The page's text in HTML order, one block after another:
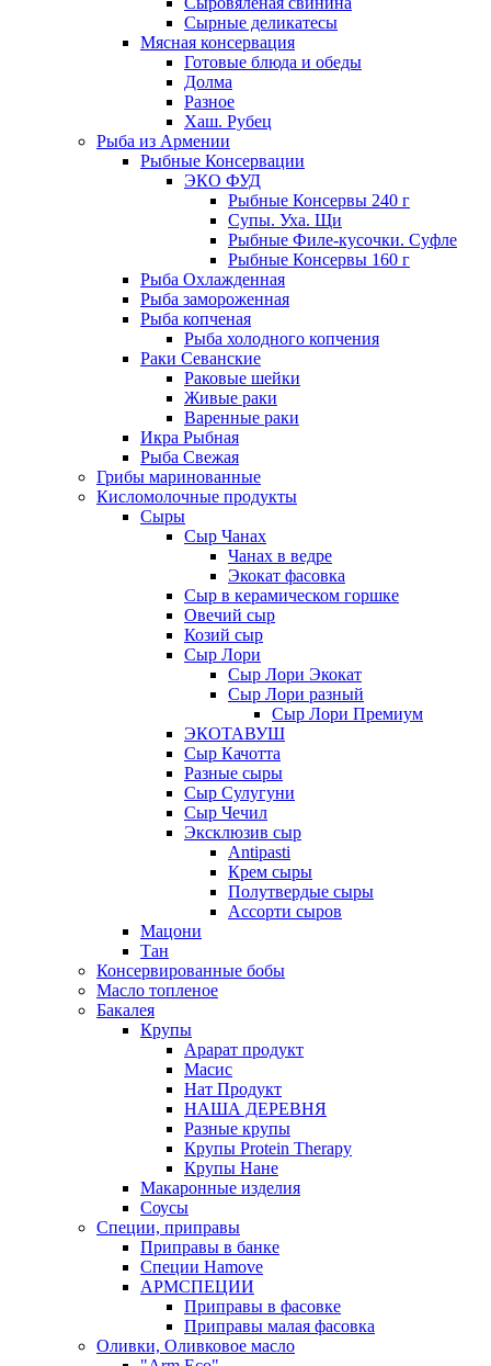
Сырные деликатесы
Мясная консервация
Готовые блюда и обеды
Долма
Разное
Хаш. Рубец
Рыба из Армении
Рыбные Консервации
ЭКО ФУД
Рыбные Консервы 240 г
Супы. Уха. Щи
Рыбные Филе-кусочки. Суфле
Рыбные Консервы 160 г
Рыба Охлажденная
Рыба замороженная
Рыба копченая
Рыба холодного копчения
Раки Севанские
Раковые шейки
Живые раки
Варенные раки
Икра Рыбная
Рыба Свежая
Грибы маринованные
Кисломолочные продукты
Сыры
Сыр Чанах
Чанах в ведре
Экокат фасовка
Сыр в керамическом горшке
Овечий сыр
Козий сыр
Сыр Лори
Сыр Лори Экокат
Сыр Лори разный
Сыр Лори Премиум
ЭКОТАВУШ
Сыр Качотта
Разные сыры
Сыр Сулугуни
Сыр Чечил
Эксклюзив сыр
Antipasti
Крем сыры
Полутвердые сыры
Ассорти сыров
Мацони
Тан
Консервированные бобы
Масло топленое
Бакалея
Крупы
Арарат продукт
Масис
Нат Продукт
НАША ДЕРЕВНЯ
Разные крупы
Крупы Protein Therapy
Крупы Нане
Макаронные изделия
Соусы
Специи, приправы
Приправы в банке
Специи Hamove
АРМСПЕЦИИ
Приправы в фасовке
Приправы малая фасовка
Оливки, Оливковое масло